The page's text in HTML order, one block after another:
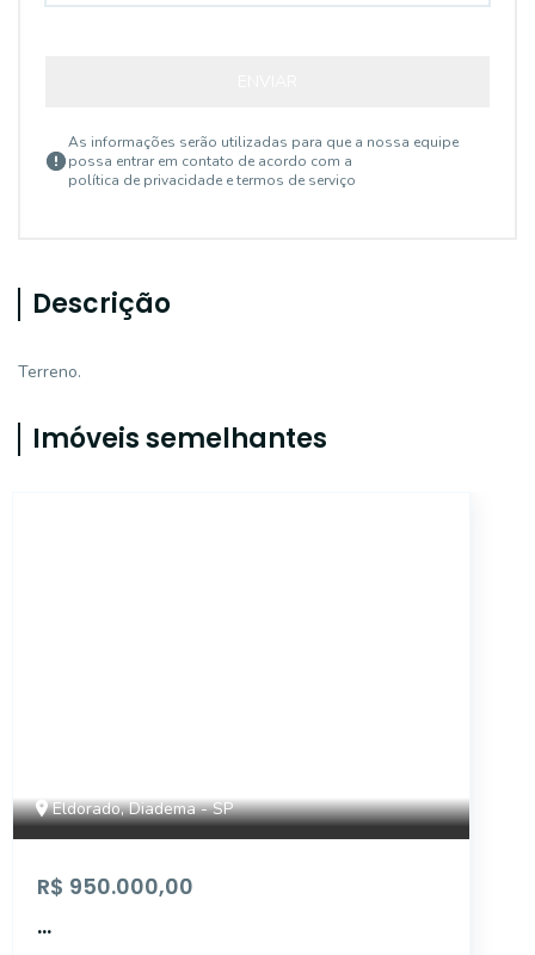
As informações serão utilizadas para que a nossa equipe
possa entrar em contato de acordo com a
política de privacidade e termos de serviço
Descrição
Terreno.
Imóveis semelhantes
Eldorado, Diadema - SP
R$ 950.000,00
...